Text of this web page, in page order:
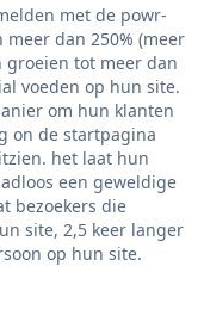
met de powr-
dan 250% (meer
groeien tot meer dan
voeden op hun site.
om hun klanten
on de startpagina
het laat hun
een geweldige
bezoekers die
site, 2,5 keer langer
op hun site.